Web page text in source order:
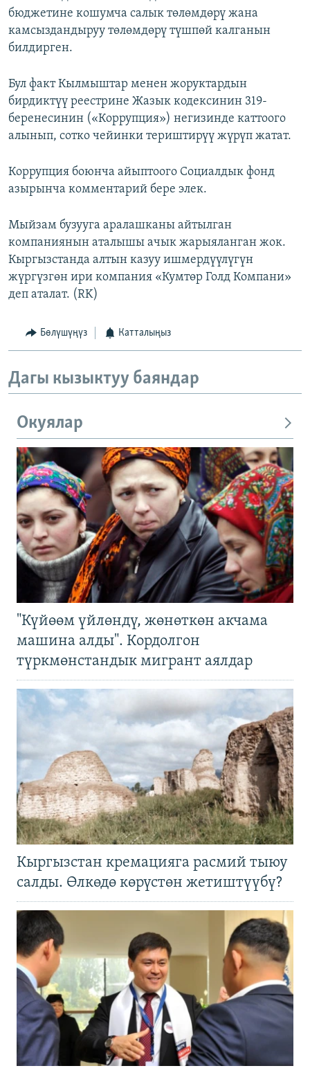
бюджетине кошумча салык төлөмдөрү жана
камсыздандыруу төлөмдөрү түшпөй калганын
билдирген.
Бул факт Кылмыштар менен жоруктардын
бирдиктүү реестрине Жазык кодексинин 319-
беренесинин («Коррупция») негизинде каттоого
алынып, сотко чейинки териштирүү жүрүп жатат.
Коррупция боюнча айыптоого Социалдык фонд
азырынча комментарий бере элек.
Мыйзам бузууга аралашканы айтылган
компаниянын аталышы ачык жарыяланган жок.
Кыргызстанда алтын казуу ишмердүүлүгүн
жүргүзгөн ири компания «Кумтөр Голд Компани»
деп аталат. (RK)
Бөлүшүңүз Катталыңыз
Дагы кызыктуу баяндар
Окуялар
"Күйөөм үйлөндү, жөнөткөн акчама
машина алды". Кордолгон
түркмөнстандык мигрант аялдар
Кыргызстан кремацияга расмий тыюу
салды. Өлкөдө көрүстөн жетиштүүбү?